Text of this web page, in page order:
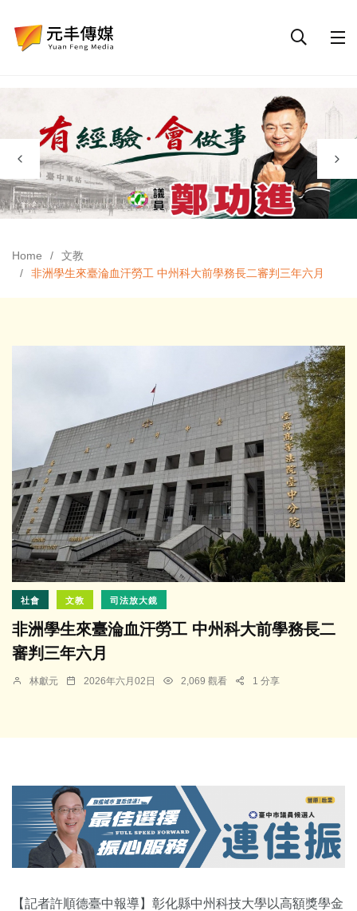
Home
文教
非洲學生來臺淪血汗勞工 中州科大前學務長二審判三年六月
社會 文教 司法放大鏡
非洲學生來臺淪血汗勞工 中州科大前學務長二
審判三年六月
林獻元 2026年六月02日 2,069 觀看 1 分享
【記者許順德臺中報導】彰化縣中州科技大學以高額獎學金